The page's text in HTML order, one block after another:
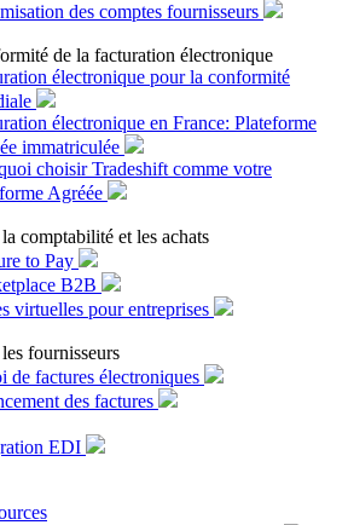
des comptes fournisseurs
de la facturation électronique
électronique pour la conformité
électronique en France: Plateforme
immatriculée
choisir Tradeshift comme votre
Agréée
comptabilité et les achats
to Pay
B2B
virtuelles pour entreprises
fournisseurs
de factures électroniques
des factures
EDI